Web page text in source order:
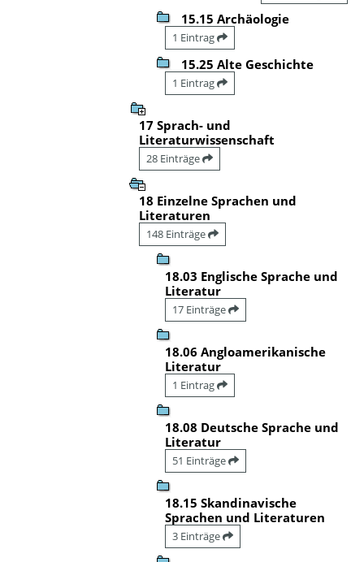
15.15 Archäologie
1 Eintrag
15.25 Alte Geschichte
1 Eintrag
17 Sprach- und
Literaturwissenschaft
28 Einträge
18 Einzelne Sprachen und
Literaturen
148 Einträge
18.03 Englische Sprache und
Literatur
17 Einträge
18.06 Angloamerikanische
Literatur
1 Eintrag
18.08 Deutsche Sprache und
Literatur
51 Einträge
18.15 Skandinavische
Sprachen und Literaturen
3 Einträge